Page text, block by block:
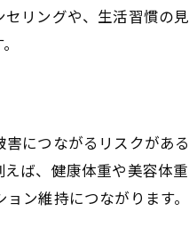
リングや、生活習慣の見
につながるリスクがある
ば、健康体重や美容体重
ン維持につながります。